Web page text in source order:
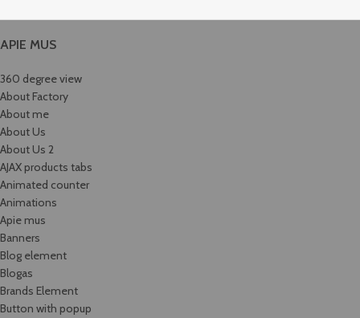
APIE MUS
360 degree view
About Factory
About me
About Us
About Us 2
AJAX products tabs
Animated counter
Animations
Apie mus
Banners
Blog element
Blogas
Brands Element
Button with popup